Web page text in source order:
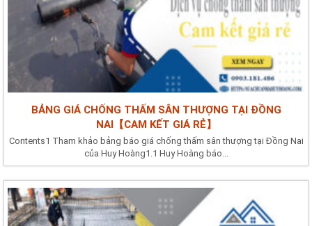
BẢNG GIÁ CHỐNG THẤM SÂN THƯỢNG TẠI ĐỒNG
NAI【CAM KẾT GIÁ RẺ】
Contents1 Tham khảo bảng báo giá chống thấm sân thượng tại Đồng Nai
của Huy Hoàng1.1 Huy Hoàng báo...